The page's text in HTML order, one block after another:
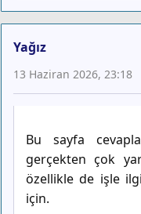
Yağız
13 Haziran 2026, 23:18
Bu sayfa
gerçekten çok
özellikle de işle
için.